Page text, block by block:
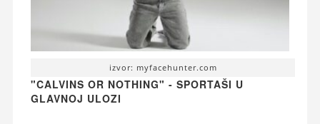
izvor: myfacehunter.com
"CALVINS OR NOTHING" - SPORTAŠI U
GLAVNOJ ULOZI